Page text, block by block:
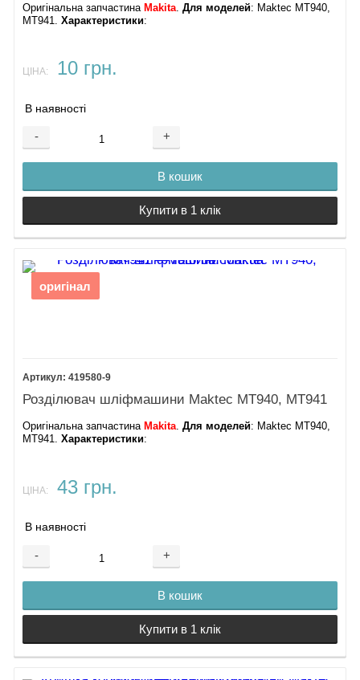
Оригінальна запчастина Makita .Для моделей: Maktec MT940,
MT941.Характеристики:
ЦІНА: 10 грн.
В наявності
- +
В кошик
Купити в 1 клік
оригінал
419580-9
Розділювач шліфмашини Maktec MT940, MT941
Оригінальна запчастина Makita.Для моделей: Maktec MT940,
MT941.Характеристики:
ЦІНА: 43 грн.
В наявності
- +
В кошик
Купити в 1 клік